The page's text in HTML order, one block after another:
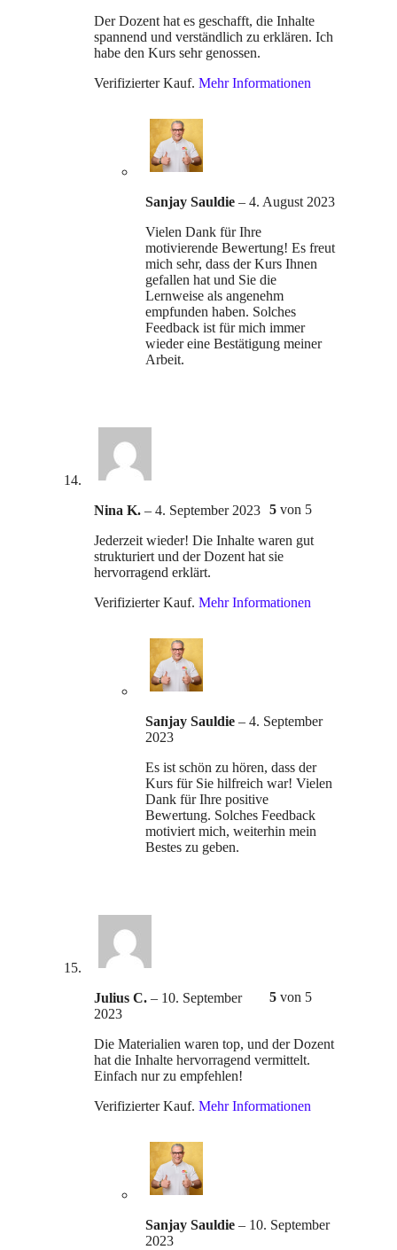
Der Dozent hat es geschafft, die Inhalte
spannend und verständlich zu erklären. Ich
habe den Kurs sehr genossen.
Verifizierter Kauf. Mehr Informationen
Sanjay Sauldie – 4. August 2023
Vielen Dank für Ihre
motivierende Bewertung! Es freut
mich sehr, dass der Kurs Ihnen
gefallen hat und Sie die
Lernweise als angenehm
empfunden haben. Solches
Feedback ist für mich immer
wieder eine Bestätigung meiner
Arbeit.
5von 5
Nina K. – 4. September 2023
Jederzeit wieder! Die Inhalte waren gut
strukturiert und der Dozent hat sie
hervorragend erklärt.
Verifizierter Kauf. Mehr Informationen
Sanjay Sauldie – 4. September
2023
Es ist schön zu hören, dass der
Kurs für Sie hilfreich war! Vielen
Dank für Ihre positive
Bewertung. Solches Feedback
motiviert mich, weiterhin mein
Bestes zu geben.
5von 5
Julius C. – 10. September
2023
Die Materialien waren top, und der Dozent
hat die Inhalte hervorragend vermittelt.
Einfach nur zu empfehlen!
Verifizierter Kauf. Mehr Informationen
Sanjay Sauldie – 10. September
2023